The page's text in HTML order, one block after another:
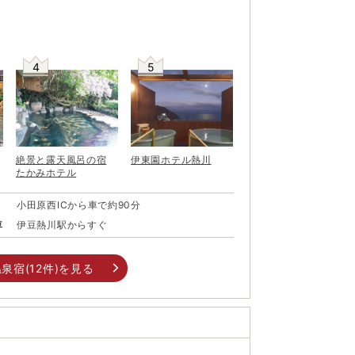
4
絶景と露天風呂の宿
たかみホテル
5
伊東園ホテル熱川
小田原西ICから車で約90分
伊豆熱川駅からすぐ
宿(12件)を見る